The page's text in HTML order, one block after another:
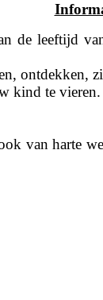
de leeftijd
kind te
van harte